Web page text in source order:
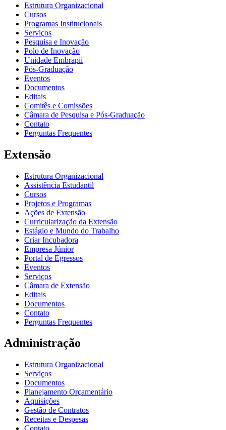
Estrutura Organizacional
Cursos
Programas Institucionais
Serviços
Pesquisa e Inovação
Polo de Inovação
Unidade Embrapii
Pós-Graduação
Eventos
Documentos
Editais
Comitês e Comissões
Câmara de Pesquisa e Pós-Graduação
Contato
Perguntas Frequentes
Extensão
Estrutura Organizacional
Assistência Estudantil
Cursos
Projetos e Programas
Ações de Extensão
Curricularização da Extensão
Estágio e Mundo do Trabalho
Criar Incubadora
Empresa Júnior
Portal de Egressos
Eventos
Serviços
Câmara de Extensão
Editais
Documentos
Contato
Perguntas Frequentes
Administração
Estrutura Organizacional
Serviços
Documentos
Planejamento Orçamentário
Aquisições
Gestão de Contratos
Receitas e Despesas